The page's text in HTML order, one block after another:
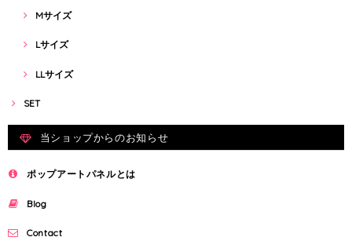
Mサイズ
Lサイズ
LLサイズ
SET
当ショップからのお知らせ
ポップアートパネルとは
Blog
Contact